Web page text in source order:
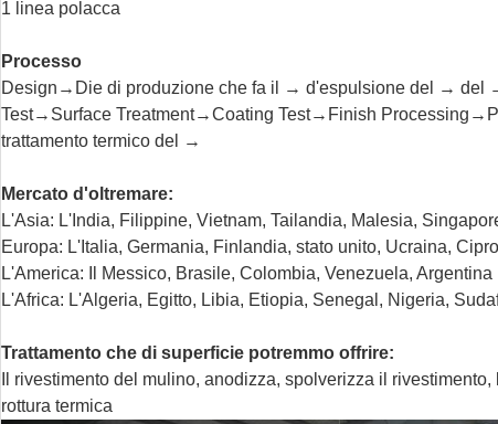
1 linea polacca
Processo
Design→Die di produzione che fa il → d'espulsione del → del
Test→Surface Treatment→Coating Test→Finish
trattamento termico del →
Mercato d'oltremare:
L'Asia: L'India, Filippine, Vietnam, Tailandia, Malesia,
Europa: L'Italia, Germania, Finlandia, stato unito, Ucraina, Cipro
L'America: Il Messico, Brasile, Colombia, Venezuela, Argentina
L'Africa: L'Algeria, Egitto, Libia, Etiopia, Senegal, Nigeria,
Trattamento che di superficie potremmo offrire:
Il rivestimento del mulino, anodizza, spolverizza il
rottura termica